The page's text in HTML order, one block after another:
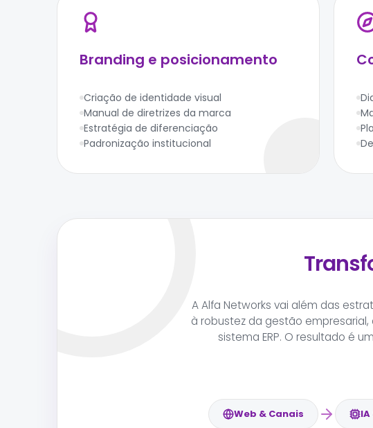
Branding e posicionamento
Criação de identidade visual
Manual de diretrizes da marca
Estratégia de diferenciação
Padronização institucional
A Alfa Networks vai além das
à robustez da gestão
sistema ERP. O resultado é
Web & Canais